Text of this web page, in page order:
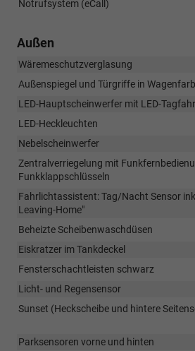
Notrufsystem (eCall)
Außen
Wäremeschutzverglasung
Außenspiegel und Türgriffe in
LED-Hauptscheinwerfer mit LED-
LED-Heckleuchten
Nebelscheinwerfer
Zentralverriegelung mit
Funkklappschlüsseln
Fahrlichtassistent: Tag/Nacht Sensor
Leaving-Home"
Beheizte Scheibenwaschdüsen
Eiskratzer im Tankdeckel
Fensterschachtleisten schwarz
Licht- und Regensensor
Sunset (Heckscheibe und hintere
Parksensoren vorne und hinten